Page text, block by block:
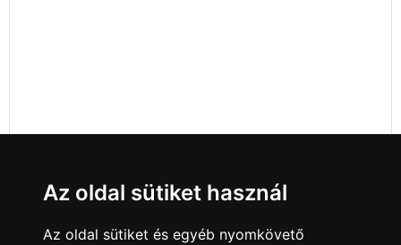
Az oldal sütiket használ
Az oldal sütiket és egyéb nyomkövető